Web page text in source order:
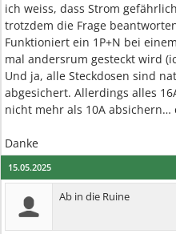
ich weiss, dass Strom
trotzdem die Frage
Funktioniert ein 1P+N bei
mal andersrum gesteckt wird
Und ja, alle Steckdosen sind
abgesichert. Allerdings alles
nicht mehr als 10A absichern…
Danke
15.05.2025
Ab in die Ruine